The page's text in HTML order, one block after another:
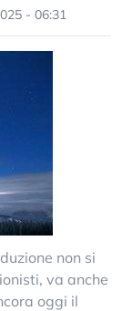
- 06:31
non si
va anche
oggi il